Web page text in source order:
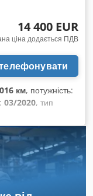
14 400 EUR
ціна додається ПДВ
км, потужність:
03/2020, тип
мм, паливо:
спальне
, кількість
довжина:
висота:
(вісь 1):